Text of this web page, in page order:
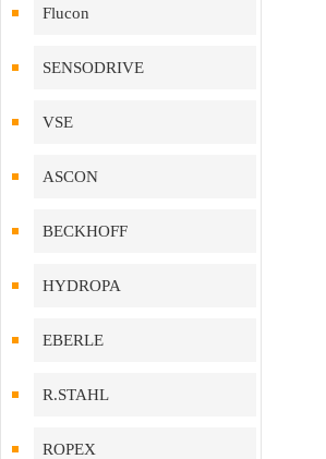
Flucon
SENSODRIVE
VSE
ASCON
BECKHOFF
HYDROPA
EBERLE
R.STAHL
ROPEX